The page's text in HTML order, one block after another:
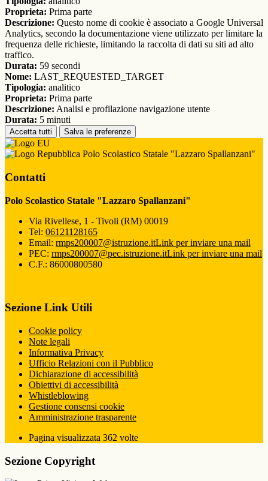
Proprieta: Prima parte
Descrizione: Questo nome di cookie è associato a Google Universal
Analytics, secondo la documentazione viene utilizzato per limitare la
frequenza delle richieste, limitando la raccolta di dati su siti ad alto
traffico.
Durata: 59 secondi
Nome: LAST_REQUESTED_TARGET
Tipologia: analitico
Proprieta: Prima parte
Descrizione: Analisi e profilazione navigazione utente
Durata: 5 minuti
Accetta tutti Salva le preferenze
Polo Scolastico Statale "Lazzaro Spallanzani"
Contatti
Polo Scolastico Statale "Lazzaro Spallanzani"
Via Rivellese, 1 - Tivoli (RM) 00019
Tel: 06121128165
Email: rmps200007@istruzione.itLink per inviare una mail
PEC: rmps200007@pec.istruzione.itLink per inviare una mail
C.F.: 86000800580
Sezione Link Utili
Cookie policy
Note legali
Informativa Privacy
Ufficio Relazioni con il Pubblico
Dichiarazione di accessibilità
Obiettivi di accessibilità
Whistleblowing
Gestione consensi cookie
Amministrazione trasparente
Pagina visualizzata 362 volte
Sezione Copyright